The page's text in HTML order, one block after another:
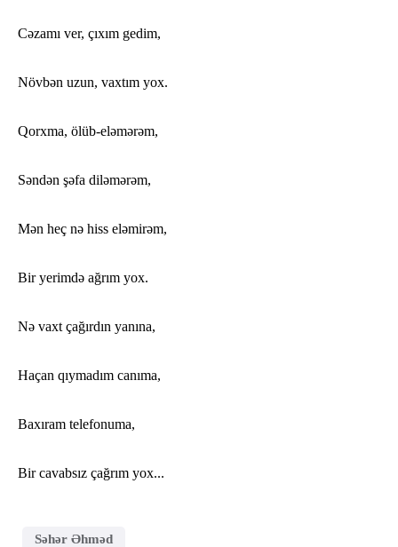
Cəzamı ver, çıxım gedim,
Növbən uzun, vaxtım yox.
Qorxma, ölüb-eləmərəm,
Səndən şəfa diləmərəm,
Mən heç nə hiss eləmirəm,
Bir yerimdə ağrım yox.
Nə vaxt çağırdın yanına,
Haçan qıymadım canıma,
Baxıram telefonuma,
Bir cavabsız çağrım yox...
Səhər Əhməd